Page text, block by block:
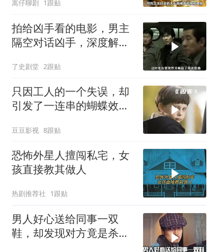
嵩仔聊剧 1跟贴
拍给凶手看的电影，男主
隔空对话凶手，深度解读
了史剧堂 2跟贴
只因工人的一个失误，却
引发了一连串的蝴蝶效
豆豆影视 8跟贴
恐怖外星人擅闯私宅，女
孩直接教其做人
热剧推荐社 1跟贴
男人好心送给同事一双
鞋，却发现对方竟是杀人